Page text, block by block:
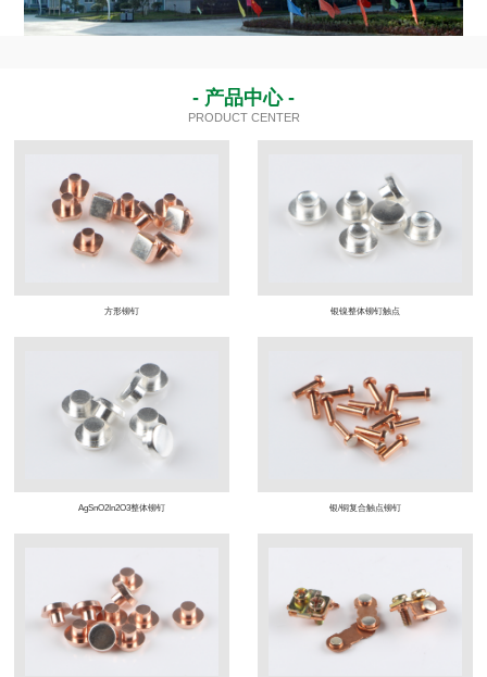
- 产品中心 -
PRODUCT CENTER
方形铆钉 银镍整体铆钉触点
AgSnO2In2O3整体铆钉 银/铜复合触点铆钉